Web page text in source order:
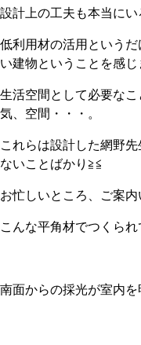
設計上の工夫も本当にい
低利用材の活用という
い建物ということを感じ
生活空間として必要な
気、空間・・・。
これらは設計した網野
ないことばかり≧≦
お忙しいところ、ご案
こんな平角材でつくられ
南面からの採光が室内を